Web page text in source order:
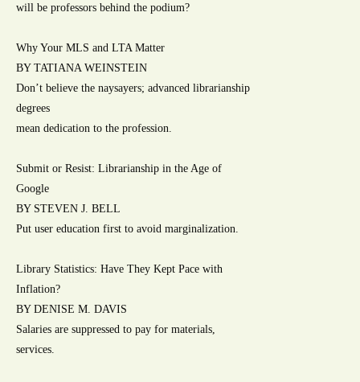
will be professors behind the podium?
Why Your MLS and LTA Matter
BY TATIANA WEINSTEIN
Don’t believe the naysayers; advanced librarianship
degrees
mean dedication to the profession.
Submit or Resist: Librarianship in the Age of
Google
BY STEVEN J. BELL
Put user education first to avoid marginalization.
Library Statistics: Have They Kept Pace with
Inflation?
BY DENISE M. DAVIS
Salaries are suppressed to pay for materials,
services.